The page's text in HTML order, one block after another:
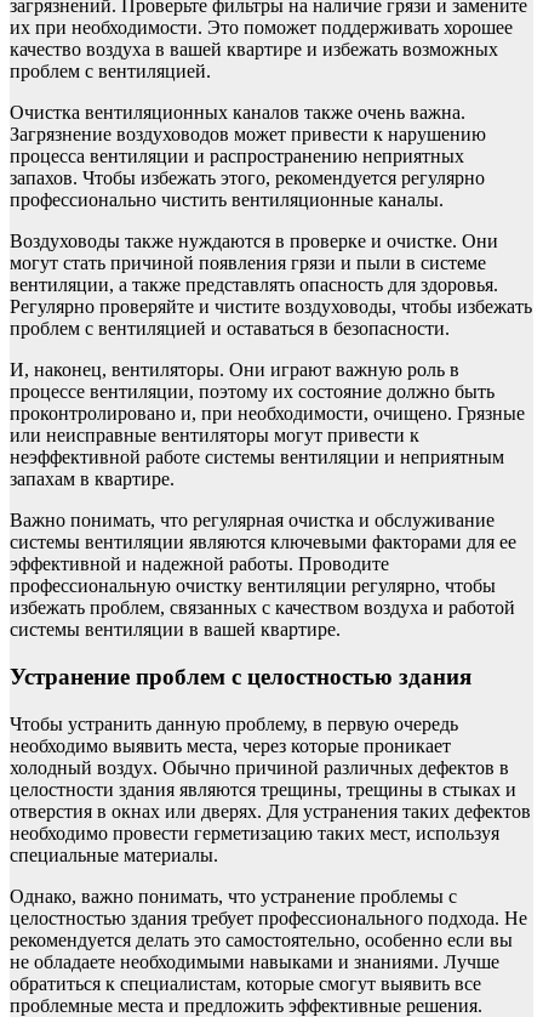
загрязнений. Проверьте фильтры на наличие грязи и замените
их при необходимости. Это поможет поддерживать хорошее
качество воздуха в вашей квартире и избежать возможных
проблем с вентиляцией.
Очистка вентиляционных каналов также очень важна.
Загрязнение воздуховодов может привести к нарушению
процесса вентиляции и распространению неприятных
запахов. Чтобы избежать этого, рекомендуется регулярно
профессионально чистить вентиляционные каналы.
Воздуховоды также нуждаются в проверке и очистке. Они
могут стать причиной появления грязи и пыли в системе
вентиляции, а также представлять опасность для здоровья.
Регулярно проверяйте и чистите воздуховоды, чтобы избежать
проблем с вентиляцией и оставаться в безопасности.
И, наконец, вентиляторы. Они играют важную роль в
процессе вентиляции, поэтому их состояние должно быть
проконтролировано и, при необходимости, очищено. Грязные
или неисправные вентиляторы могут привести к
неэффективной работе системы вентиляции и неприятным
запахам в квартире.
Важно понимать, что регулярная очистка и обслуживание
системы вентиляции являются ключевыми факторами для ее
эффективной и надежной работы. Проводите
профессиональную очистку вентиляции регулярно, чтобы
избежать проблем, связанных с качеством воздуха и работой
системы вентиляции в вашей квартире.
Устранение проблем с целостностью здания
Чтобы устранить данную проблему, в первую очередь
необходимо выявить места, через которые проникает
холодный воздух. Обычно причиной различных дефектов в
целостности здания являются трещины, трещины в стыках и
отверстия в окнах или дверях. Для устранения таких дефектов
необходимо провести герметизацию таких мест, используя
специальные материалы.
Однако, важно понимать, что устранение проблемы с
целостностью здания требует профессионального подхода. Не
рекомендуется делать это самостоятельно, особенно если вы
не обладаете необходимыми навыками и знаниями. Лучше
обратиться к специалистам, которые смогут выявить все
проблемные места и предложить эффективные решения.